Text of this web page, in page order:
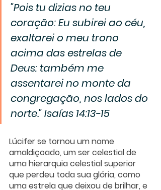
"Pois tu dizias no teu
coração: Eu subirei ao céu,
exaltarei o meu trono
acima das estrelas de
Deus: também me
assentarei no monte da
congregação, nos lados do
norte." Isaías 14:13-15
Lúcifer se tornou um nome
amaldiçoado, um ser celestial de
uma hierarquia celestial superior
que perdeu toda sua glória, como
uma estrela que deixou de brilhar, e